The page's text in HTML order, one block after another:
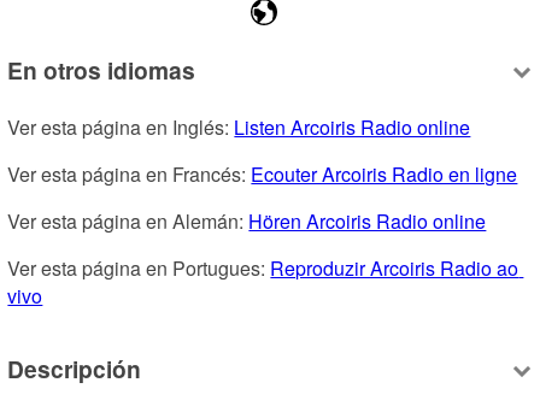
En otros idiomas
Ver esta página en Inglés: Listen Arcoiris Radio online
Ver esta página en Francés: Ecouter Arcoiris Radio en ligne
Ver esta página en Alemán: Hören Arcoiris Radio online
Ver esta página en Portugues: Reproduzir Arcoiris Radio ao
vivo
Descripción